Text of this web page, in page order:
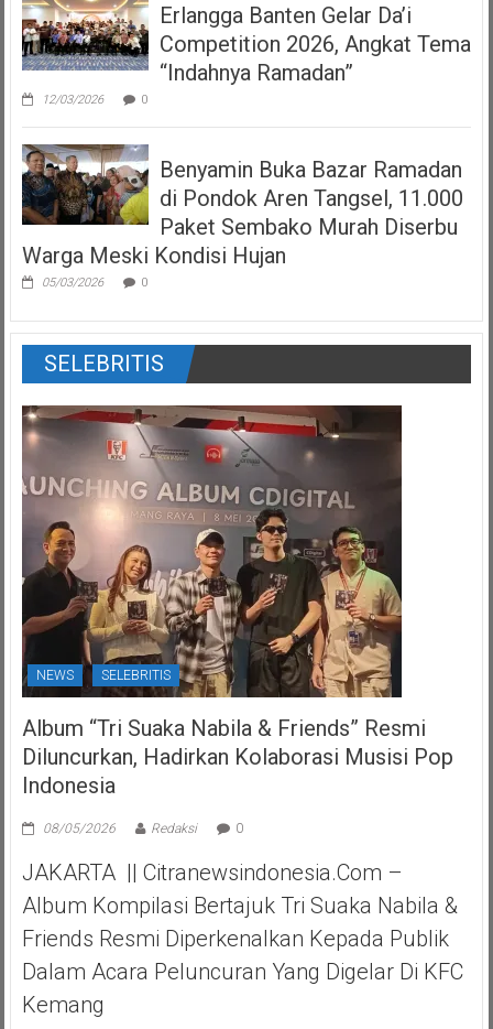
Erlangga Banten Gelar Da’i
Competition 2026, Angkat Tema
“Indahnya Ramadan”
12/03/2026 0
Benyamin Buka Bazar Ramadan
di Pondok Aren Tangsel, 11.000
Paket Sembako Murah Diserbu
Warga Meski Kondisi Hujan
05/03/2026 0
SELEBRITIS
NEWS SELEBRITIS
Album “Tri Suaka Nabila & Friends” Resmi
Diluncurkan, Hadirkan Kolaborasi Musisi Pop
Indonesia
08/05/2026 Redaksi 0
JAKARTA || Citranewsindonesia.com –
Album Kompilasi Bertajuk Tri Suaka Nabila &
Friends Resmi Diperkenalkan Kepada Publik
Dalam Acara Peluncuran Yang Digelar Di KFC
Kemang